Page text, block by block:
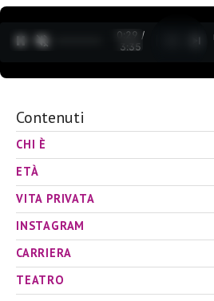
0:30 /
3:35
Contenuti
CHI È
ETÀ
VITA PRIVATA
INSTAGRAM
CARRIERA
TEATRO